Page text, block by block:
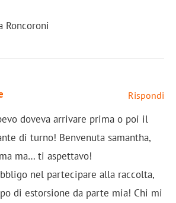
Roncoroni
Rispondi
doveva arrivare prima o poi il
di turno! Benvenuta samantha,
ma… ti aspettavo!
nel partecipare alla raccolta,
di estorsione da parte mia! Chi mi